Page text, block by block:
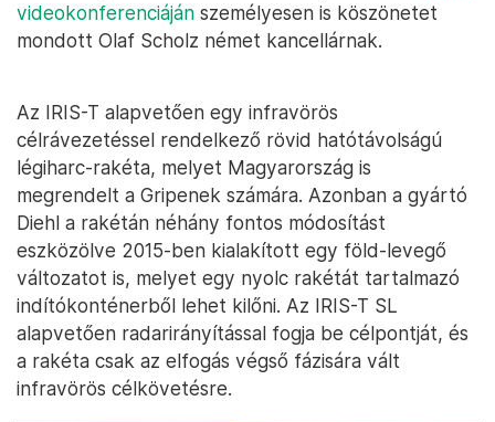
videokonferenciáján személyesen is köszönetet
mondott Olaf Scholz német kancellárnak.
Az IRIS-T alapvetően egy infravörös
célrávezetéssel rendelkező rövid hatótávolságú
légiharc-rakéta, melyet Magyarország is
megrendelt a Gripenek számára. Azonban a gyártó
Diehl a rakétán néhány fontos módosítást
eszközölve 2015-ben kialakított egy föld-levegő
változatot is, melyet egy nyolc rakétát tartalmazó
indítókonténerből lehet kilőni. Az IRIS-T SL
alapvetően radarirányítással fogja be célpontját, és
a rakéta csak az elfogás végső fázisára vált
infravörös célkövetésre.